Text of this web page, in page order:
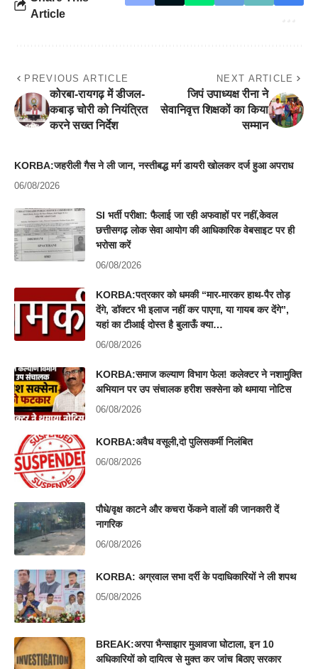
Article
PREVIOUS ARTICLE
कोरबा-रायगढ़ में डीजल-
कबाड़ चोरी को नियंत्रित
करने सख्त निर्देश
NEXT ARTICLE
जिपं उपाध्यक्ष रीना ने
सेवानिवृत्त शिक्षकों का किया
सम्मान
KORBA:जहरीली गैस ने ली जान, नस्तीबद्ध मर्ग डायरी खोलकर दर्ज हुआ अपराध
06/08/2026
SI भर्ती परीक्षा: फैलाई जा रही अफवाहों पर नहीं,केवल
छत्तीसगढ़ लोक सेवा आयोग की आधिकारिक वेबसाइट पर ही
भरोसा करें
06/08/2026
KORBA:पत्रकार को धमकी “मार-मारकर हाथ-पैर तोड़
देंगे, डॉक्टर भी इलाज नहीं कर पाएगा, या गायब कर देंगे”,
यहां का टीआई दोस्त है बुलाऊँ क्या…
06/08/2026
KORBA:समाज कल्याण विभाग फेल! कलेक्टर ने नशामुक्ति
अभियान पर उप संचालक हरीश सक्सेना को थमाया नोटिस
06/08/2026
KORBA:अवैध वसूली,दो पुलिसकर्मी निलंबित
06/08/2026
पौधे/वृक्ष काटने और कचरा फेंकने वालों की जानकारी दें
नागरिक
06/08/2026
KORBA: अग्रवाल सभा दर्री के पदाधिकारियों ने ली शपथ
05/08/2026
BREAK:अरपा भैन्साझार मुआवजा घोटाला, इन 10
अधिकारियों को दायित्व से मुक्त कर जांच बिठाए सरकार